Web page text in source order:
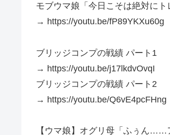
モブウマ娘「今日こそは絶対に
→ https://youtu.be/fP89YKXu60g
ブリッジコンプの戦績 パート1
→ https://youtu.be/j17lkdvOvqI
ブリッジコンプの戦績 パート2
→ https://youtu.be/Q6vE4pcFHng
【ウマ娘】オグリ母「ふぅん……